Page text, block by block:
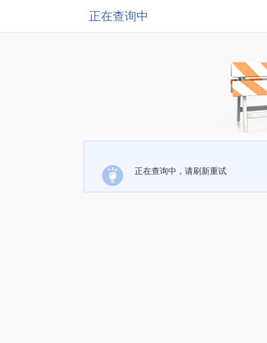
正在查询中
正在查询中，请刷新重试